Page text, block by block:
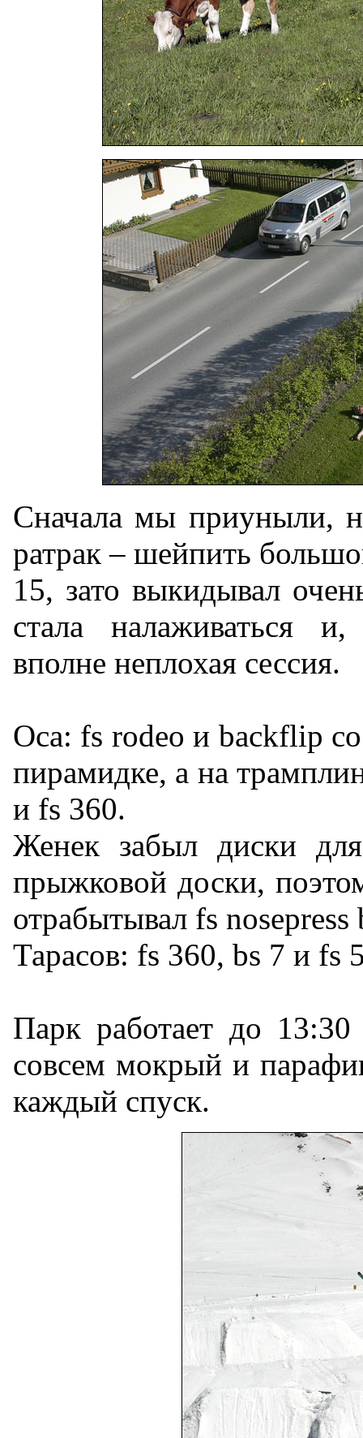
Сначала мы приуныли,
ратрак – шейпить
15, зато выкидывал
стала налаживаться
вполне неплохая сессия.
Оса: fs rodeo и backflip
пирамидке, а на
и fs 360.
Женек забыл диски
прыжковой доски,
отрабытывал fs
Тарасов: fs 360, bs 7 и fs
Парк работает до
совсем мокрый и
каждый спуск.